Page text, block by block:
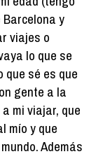
Barcelona y
viajes o
lo que se
que sé es que
gente a la
mi viajar, que
mío y que
Además